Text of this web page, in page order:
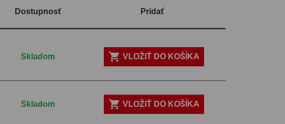
Dostupnosť Pridať
Skladom  VLOŽIŤ DO KOŠÍKA
Skladom  VLOŽIŤ DO KOŠÍKA